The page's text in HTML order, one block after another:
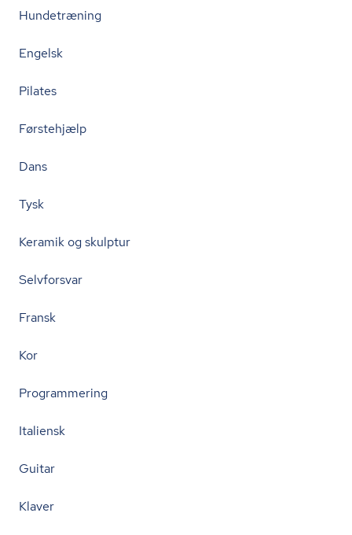
Hundetræning
Engelsk
Pilates
Førstehjælp
Dans
Tysk
Keramik og skulptur
Selvforsvar
Fransk
Kor
Programmering
Italiensk
Guitar
Klaver